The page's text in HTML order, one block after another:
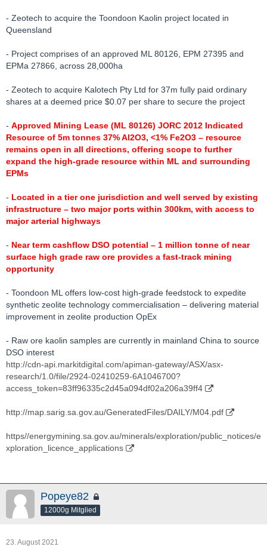
- Zeotech to acquire the Toondoon Kaolin project located in
Queensland
- Project comprises of an approved ML 80126, EPM 27395 and
EPMa 27866, across 28,000ha
- Zeotech to acquire Kalotech Pty Ltd for 37m fully paid ordinary
shares at a deemed price $0.07 per share to secure the project
- Approved Mining Lease (ML 80126) JORC 2012 Indicated
Resource of 5m tonnes 37% Al2O3, <1% Fe2O3 – resource
remains open in all directions, offering scope to further
expand the high-grade resource within ML and surrounding
EPMs
- Located in a tier one jurisdiction and well served by existing
infrastructure – two major ports within 300km, with access to
major arterial highways
- Near term cashflow DSO potential – 1 million tonne of near
surface high grade raw ore provides a fast-track mining
opportunity
- Toondoon ML offers low-cost high-grade feedstock to expedite
synthetic zeolite technology commercialisation – delivering material
improvement in zeolite production OpEx
- Raw ore kaolin samples are currently in mainland China to source
DSO interest
http://cdn-api.markitdigital.com/apiman-gateway/ASX/asx-
research/1.0/file/2924-02410259-6A1046700?
access_token=83ff96335c2d45a094df02a206a39ff4
http://map.sarig.sa.gov.au/GeneratedFiles/DAILY/M04.pdf
https//energymining.sa.gov.au/minerals/exploration/public_notices/e
xploration_licence_applications
Popeye82
12000g Mitglied
23. August 2021